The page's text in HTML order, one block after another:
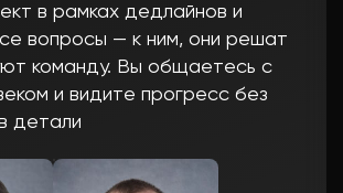
в рамках дедлайнов и
вопросы — к ним, они решат
команду. Вы общаетесь с
и видите прогресс без
детали